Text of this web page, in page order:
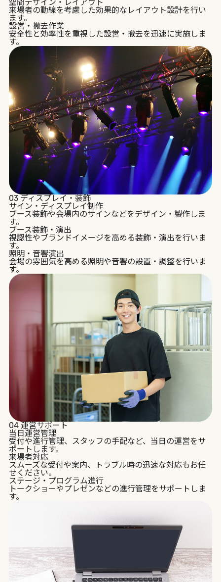
空間デザイン・レイアウト
来場者の動線を考慮した効果的なレイアウト設計を行い
ます。
設営・撤去作業
安全性と効率性を重視した設営・撤去を迅速に実施しま
す。
03 ディスプレイ・装飾
サイン・ディスプレイ制作
ブース装飾や会場内のサインなどをデザイン・製作しま
す。
ブース装飾・演出
視認性やブランドイメージを高める装飾・演出を行いま
す。
照明・音響演出
会場の雰囲気を高める照明や音響の設置・調整を行いま
す。
04 運営サポート
当日運営管理
受付や進行管理、スタッフの手配など、当日の運営をサ
ポートします。
来場者対応
スムーズな受付や案内、トラブル時の迅速な対応もお任
せください。
ステージ・プログラム進行
トークショーやプレゼンなどの進行管理をサポートしま
す。